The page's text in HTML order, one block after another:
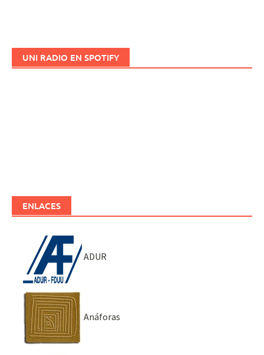
UNI RADIO EN SPOTIFY
ENLACES
ADUR
Anáforas